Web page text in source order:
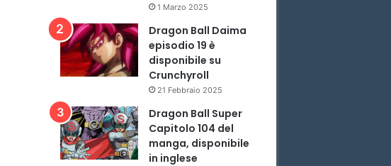
1 Marzo 2025
Dragon Ball Daima
episodio 19 è
disponibile su
Crunchyroll
21 Febbraio 2025
Dragon Ball Super
Capitolo 104 del
manga, disponibile
in inglese